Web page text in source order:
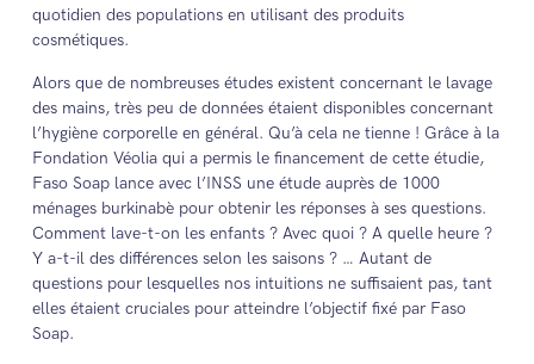
quotidien des populations en utilisant des produits
cosmétiques.
Alors que de nombreuses études existent concernant le lavage
des mains, très peu de données étaient disponibles concernant
l’hygiène corporelle en général. Qu’à cela ne tienne ! Grâce à la
Fondation Véolia qui a permis le financement de cette étudie,
Faso Soap lance avec l’INSS une étude auprès de 1000
ménages burkinabè pour obtenir les réponses à ses questions.
Comment lave-t-on les enfants ? Avec quoi ? A quelle heure ?
Y a-t-il des différences selon les saisons ? … Autant de
questions pour lesquelles nos intuitions ne suffisaient pas, tant
elles étaient cruciales pour atteindre l’objectif fixé par Faso
Soap.